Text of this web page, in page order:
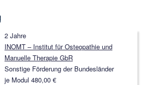
2 Jahre
INOMT – Institut für Osteopathie und
Manuelle Therapie GbR
Sonstige Förderung der Bundesländer
je Modul 480,00 €